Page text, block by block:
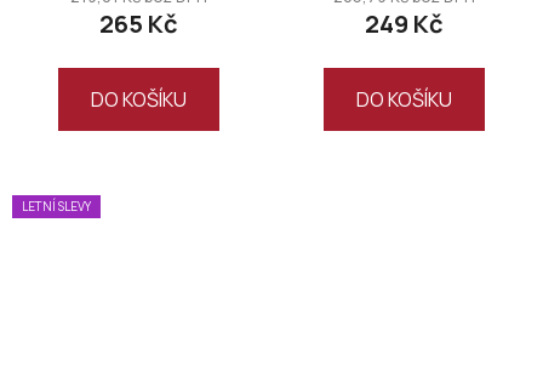
265 Kč
DO KOŠÍKU
249 Kč
DO KOŠÍKU
LETNÍ SLEVY